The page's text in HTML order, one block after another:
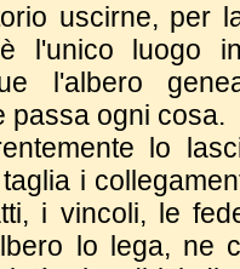
uscirne, per
l'unico luogo
l'albero
passa ogni cosa.
lo
i
i vincoli, le
lo lega, ne